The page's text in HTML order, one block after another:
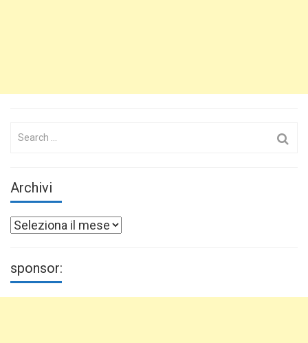
Search
Archivi
Archivi
sponsor: